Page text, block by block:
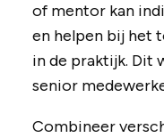
of mentor kan
en helpen bij het
in de praktijk. Dit
senior
Combineer